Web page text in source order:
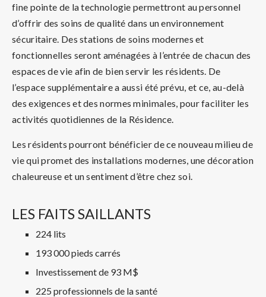
fine pointe de la technologie permettront au personnel
d’offrir des soins de qualité dans un environnement
sécuritaire. Des stations de soins modernes et
fonctionnelles seront aménagées à l’entrée de chacun des
espaces de vie afin de bien servir les résidents. De
l’espace supplémentaire a aussi été prévu, et ce, au-delà
des exigences et des normes minimales, pour faciliter les
activités quotidiennes de la Résidence.
Les résidents pourront bénéficier de ce nouveau milieu de
vie qui promet des installations modernes, une décoration
chaleureuse et un sentiment d’être chez soi.
LES FAITS SAILLANTS
224 lits
193 000 pieds carrés
Investissement de 93 M$
225 professionnels de la santé